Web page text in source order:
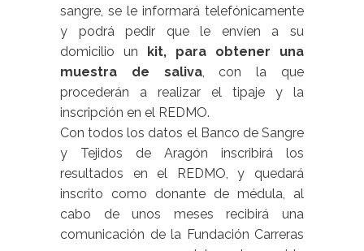
sangre, se le informará telefónicamente
y podrá pedir que le envíen a su
domicilio un
kit, para obtener una
muestra de saliva, con la que
procederán a realizar el tipaje y la
inscripción en el REDMO.
Con todos los datos el Banco de Sangre
y Tejidos de Aragón inscribirá los
resultados en el REDMO, y quedará
inscrito como donante de médula, al
cabo de unos meses recibirá una
comunicación de la Fundación Carreras